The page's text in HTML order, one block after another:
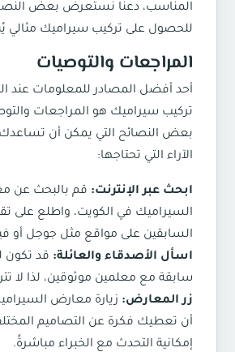
المناسب، دعنا نستعرض بعض
للحصول على تركيب سيراميك مثالي
المراجعات والتوصيات
أحد أفضل المصادر للمعلومات عند
تركيب سيراميك هو المراجعات
بعض النصائح التي يمكن أن تساعدك
الآراء التي تحتاجها:
ابحث عبر الإنترنت: قم بالبحث عن
السيراميك في الكويت، واطلع على
السابقين على مواقع مثل جوجل أو
اسأل الأصدقاء والعائلة: قد تكون
سابقة مع معلمين موثوقين، لذا لا
زر المعارض: زيارة معارض
أن تعطيك فكرة عن التصاميم
إمكانية التحدث مع الخبراء مباشرةً.